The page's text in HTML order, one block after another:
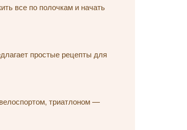
все по полочкам и начать
простые рецепты для
триатлоном —